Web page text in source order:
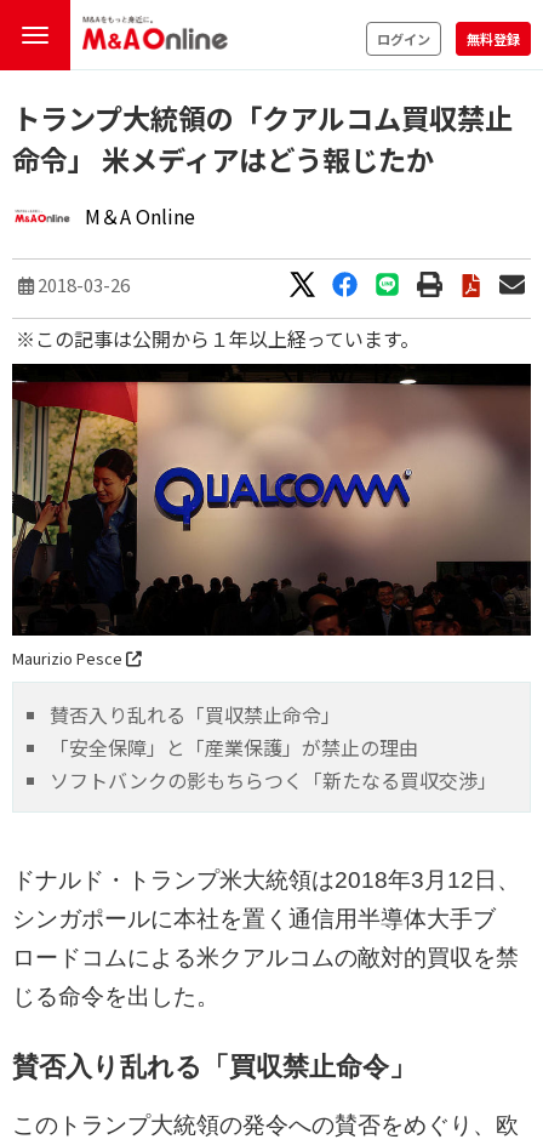
ログイン 無料登録
トランプ大統領の「クアルコム買収禁止
命令」 米メディアはどう報じたか
M＆A Online
2018-03-26
※この記事は公開から１年以上経っています。
Maurizio Pesce
賛否入り乱れる「買収禁止命令」
「安全保障」と「産業保護」が禁止の理由
ソフトバンクの影もちらつく「新たなる買収交渉」
ドナルド・トランプ米大統領は2018年3月12日、
シンガポールに本社を置く通信用半導体大手ブ
ロードコムによる米クアルコムの敵対的買収を禁
じる命令を出した。
賛否入り乱れる「買収禁止命令」
このトランプ大統領の発令への賛否をめぐり、欧